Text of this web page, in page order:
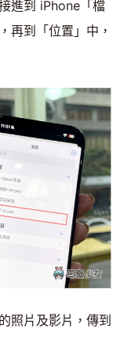
進到 iPhone「檔
再到「位置」中，
照片及影片，傳到